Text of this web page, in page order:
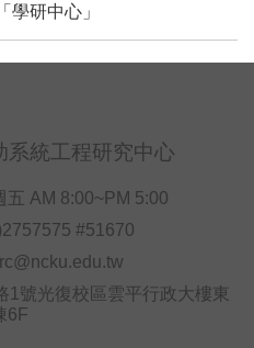
學研中心」
系統工程研究中心
五 AM 8:00~PM 5:00
#51670
1號光復校區雲平行政大樓東
6F